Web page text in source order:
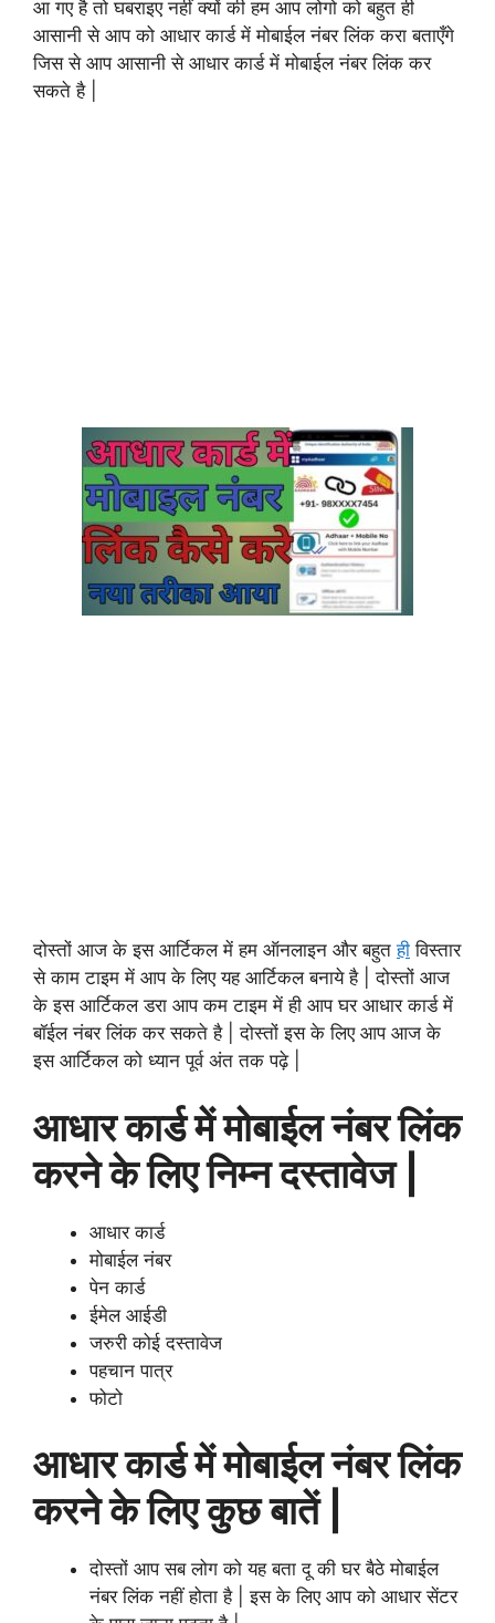
आ गए है तो घबराइए नहीं क्यों की हम आप लोगो को बहुत ही
आसानी से आप को आधार कार्ड में मोबाईल नंबर लिंक करा बताएँगे
जिस से आप आसानी से आधार कार्ड में मोबाईल नंबर लिंक कर
सकते है |
दोस्तों आज के इस आर्टिकल में हम ऑनलाइन और बहुतही विस्तार
से काम टाइम में आप के लिए यह आर्टिकल बनाये है | दोस्तों आज
के इस आर्टिकल डरा आप कम टाइम में ही आप घर आधार कार्ड में
बॉईल नंबर लिंक कर सकते है | दोस्तों इस के लिए आप आज के
इस आर्टिकल को ध्यान पूर्व अंत तक पढ़े |
आधार कार्ड में मोबाईल नंबर लिंक
करने के लिए निम्न दस्तावेज |
आधार कार्ड
मोबाईल नंबर
पेन कार्ड
ईमेल आईडी
जरुरी कोई दस्तावेज
पहचान पात्र
फोटो
आधार कार्ड में मोबाईल नंबर लिंक
करने के लिए कुछ बातें |
दोस्तों आप सब लोग को यह बता दू की घर बैठे मोबाईल
नंबर लिंक नहीं होता है | इस के लिए आप को आधार सेंटर